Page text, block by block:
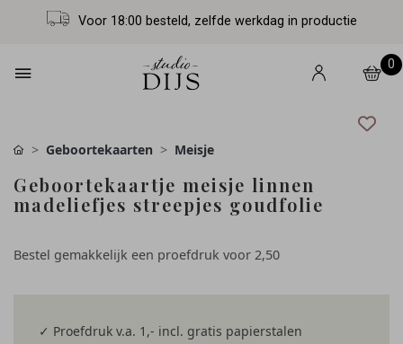
Voor 18:00 besteld, zelfde werkdag in productie
0
Geboortekaarten Meisje
Geboortekaartje meisje linnen
madeliefjes streepjes goudfolie
Bestel gemakkelijk een proefdruk voor 2,50
✓ Proefdruk v.a. 1,- incl. gratis papierstalen